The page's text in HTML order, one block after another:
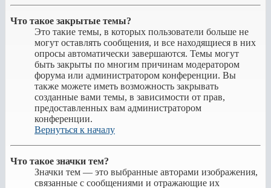
Что такое закрытые темы?
Это такие темы, в которых пользователи больше не
могут оставлять сообщения, и все находящиеся в них
опросы автоматически завершаются. Темы могут
быть закрыты по многим причинам модератором
форума или администратором конференции. Вы
также можете иметь возможность закрывать
созданные вами темы, в зависимости от прав,
предоставленных вам администратором
конференции.
Вернуться к началу
Что такое значки тем?
Значки тем — это выбранные авторами изображения,
связанные с сообщениями и отражающие их